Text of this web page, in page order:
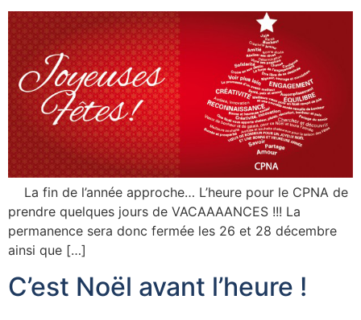
La fin de l’année approche… L’heure pour le CPNA de
prendre quelques jours de VACAAAANCES !!! La
permanence sera donc fermée les 26 et 28 décembre
ainsi que […]
C’est Noël avant l’heure !